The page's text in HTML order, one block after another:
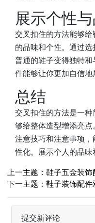
展示个性
交叉扣住的方法能够
的品味和个性。通过
普通的鞋子变得独特
件能够让你更加自信地
总结
交叉扣住的方法是一
够给整体造型增添亮
注意技巧和注意事项
性化。展示个人的品味
上一主题：鞋子五金装
下一主题：鞋子装饰配
提交新评论